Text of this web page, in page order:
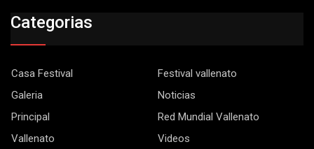
Categorias
Casa Festival
Festival vallenato
Galeria
Noticias
Principal
Red Mundial Vallenato
Vallenato
Videos